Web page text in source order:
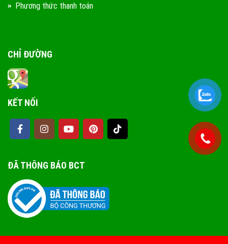
Phương thức thanh toán
CHỈ ĐƯỜNG
KẾT NỐI
ĐÃ THÔNG BÁO BCT